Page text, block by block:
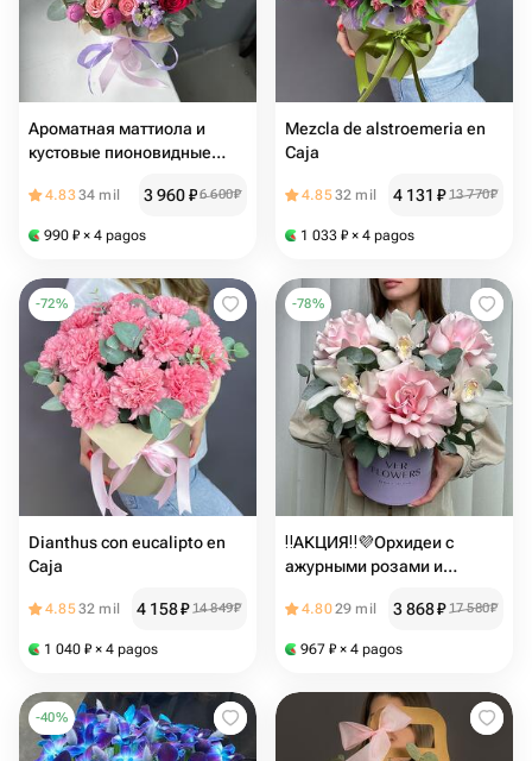
Ароматная маттиола и
кустовые пионовидные
4.8334 mil 3 960₽6 600₽
990 ₽ × 4 pagos
Mezcla de alstroemeria en
Caja
4.8532 mil 4 131 ₽ 13 770₽
1 033 ₽ × 4 pagos
-72%
Dianthus con eucalipto en
Caja
4.8532 mil 4 158₽ 14 849₽
1 040 ₽ × 4 pagos
-78%
‼️АКЦИЯ‼️💜Орхидеи с
ажурными розами и
4.8029 mil 3 868₽ 17 580₽
967 ₽ × 4 pagos
-40%